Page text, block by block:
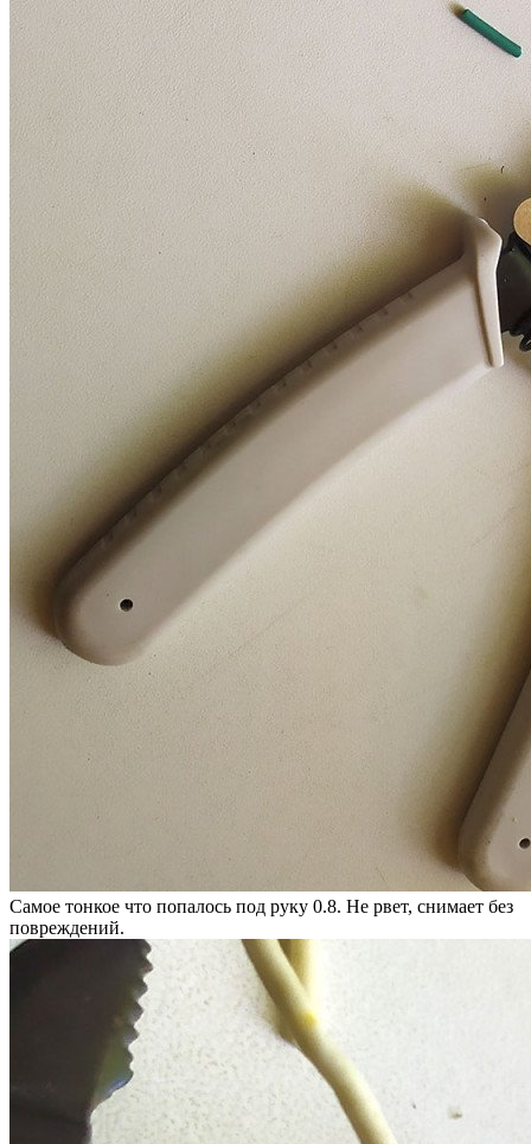
Самое тонкое что попалось под руку 0.8. Не рвет, снимает без
повреждений.